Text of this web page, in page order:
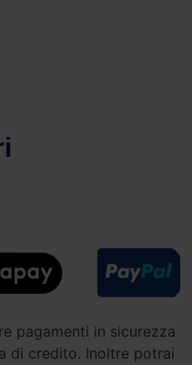
pagamenti in sicurezza
di credito. Inoltre potrai